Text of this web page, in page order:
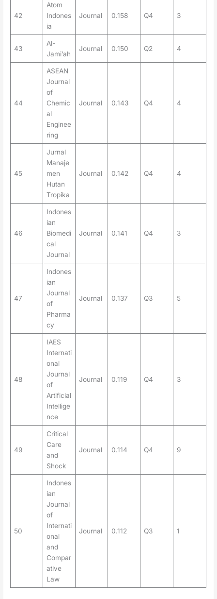
42
Atom
Indones
ia
Journal 0.158 Q4 3
43
Al-
Jami’ah
Journal 0.150 Q2 4
44
ASEAN
Journal
of
Chemic
al
Enginee
ring
Journal 0.143 Q4 4
45
Jurnal
Manaje
men
Hutan
Tropika
Journal 0.142 Q4 4
46
Indones
ian
Biomedi
cal
Journal
Journal 0.141 Q4 3
47
Indones
ian
Journal
of
Pharma
cy
Journal 0.137 Q3 5
48
IAES
Internati
onal
Journal
of
Artificial
Intellige
nce
Journal 0.119 Q4 3
49
Critical
Care
and
Shock
Journal 0.114 Q4 9
50
Indones
ian
Journal
of
Internati
onal
and
Compar
ative
Law
Journal 0.112 Q3 1